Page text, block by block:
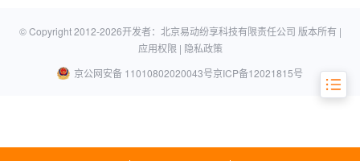
常见问题解答 (FAQ)
© Copyright 2012-2026开发者：北京易动纷享科技有限责任公司 版本所有 |
应用权限 | 隐私政策
京公网安备 11010802020043号京ICP备12021815号